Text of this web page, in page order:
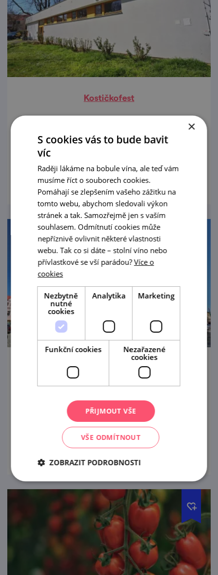
Kostičkofest
31. 7. — 11. 11. '26
Kostičkofest míří do břeclavského muzea
prohlédnout
Barvy lužního lesa
2. 7. — 30. 8. '26
Tvorbu Libora Vymyslického vám
představíme v břeclavské synagoze.
×
S cookies vás to bude bavit
víc
Raději lákáme na bobule vína, ale teď vám
musíme říct o souborech cookies.
Pomáhají se zlepšením vašeho zážitku na
tomto webu, abychom sledovali výkon
stránek a tak. Samozřejmě jen s vaším
souhlasem. Odmítnutí cookies může
nepříznivě ovlivnit některé vlastnosti
webu. Tak co si dáte – stolní víno nebo
přívlastkové se vší parádou?Více o
cookies
Nezbytně
nutné
cookies
Analytika Marketing
Funkční cookies
Nezařazené
cookies
PŘIJMOUT VŠE
VŠE ODMÍTNOUT
ZOBRAZIT PODROBNOSTI